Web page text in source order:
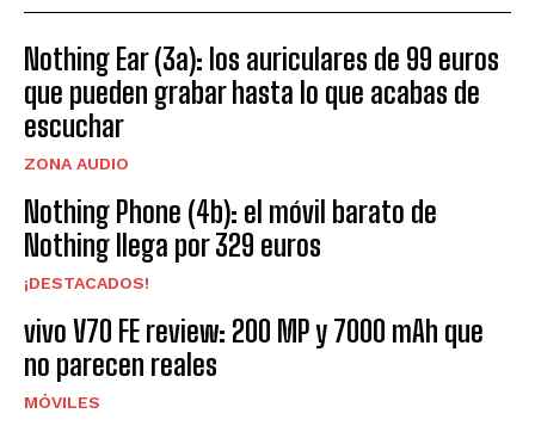
Nothing Ear (3a): los auriculares de 99 euros
que pueden grabar hasta lo que acabas de
escuchar
ZONA AUDIO
Nothing Phone (4b): el móvil barato de
Nothing llega por 329 euros
¡DESTACADOS!
vivo V70 FE review: 200 MP y 7000 mAh que
no parecen reales
MÓVILES